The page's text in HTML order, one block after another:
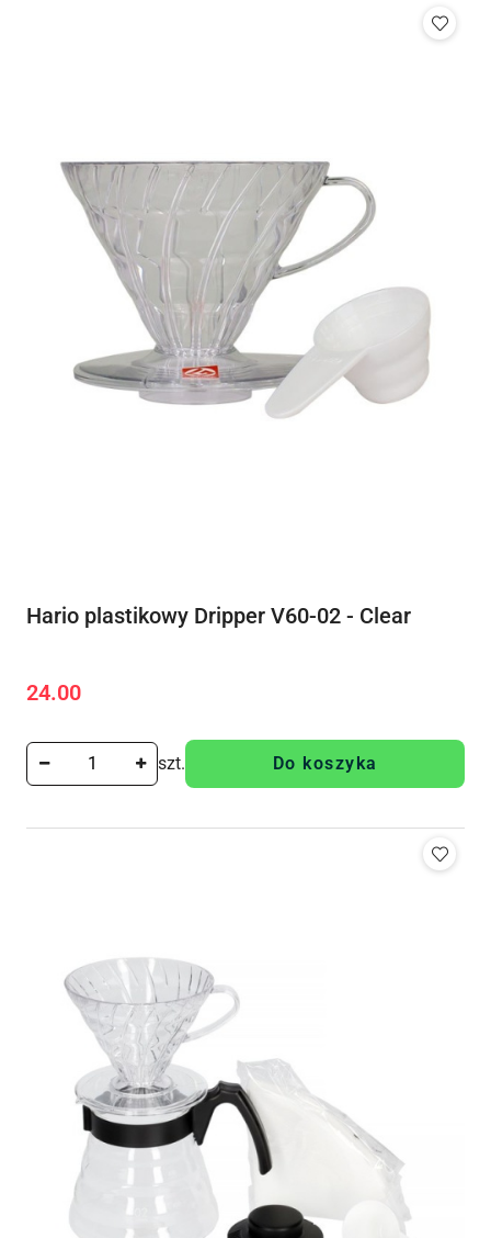
Hario plastikowy Dripper V60-02 - Clear
Cena:
24.00
szt. Do koszyka